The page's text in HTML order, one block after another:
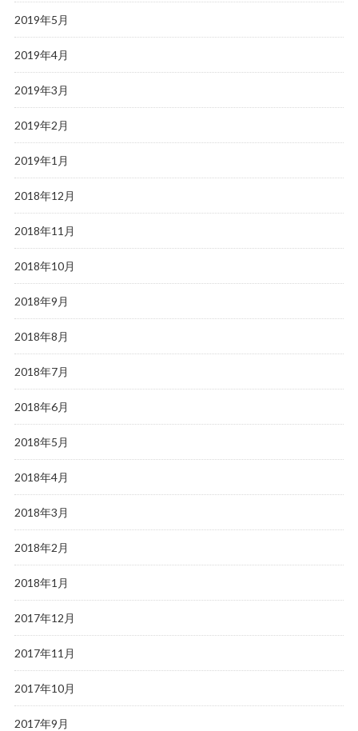
2019年5月
2019年4月
2019年3月
2019年2月
2019年1月
2018年12月
2018年11月
2018年10月
2018年9月
2018年8月
2018年7月
2018年6月
2018年5月
2018年4月
2018年3月
2018年2月
2018年1月
2017年12月
2017年11月
2017年10月
2017年9月